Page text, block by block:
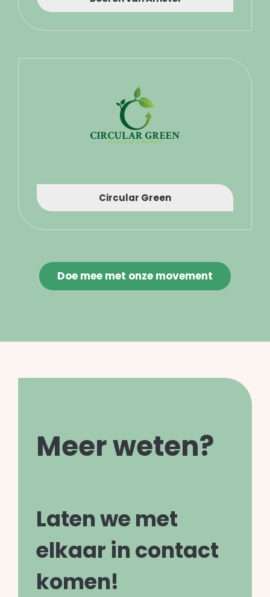
Circular Green
Doe mee met onze movement
Meer weten?
Laten we met
elkaar in contact
komen!